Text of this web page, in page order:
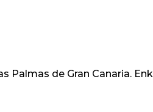
Palmas de Gran Canaria.